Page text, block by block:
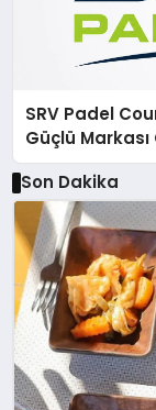
SRV Padel
Güçlü
Son Dakika